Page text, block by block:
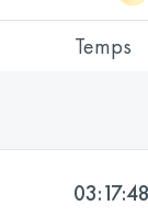
Temps
03:17:48